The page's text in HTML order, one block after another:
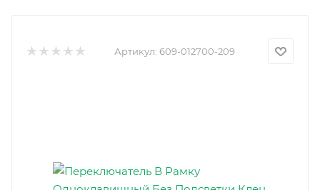
Артикул: 609-012700-209